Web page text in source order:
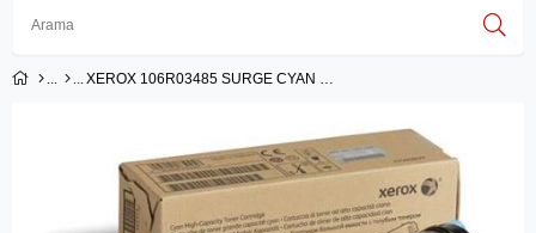
Google İle Bağlan
XEROX 106R03485 SURGE CYAN HI-CAP CARTRIDGE 6515/6510 2400SYF PHASER 6510/WC 6515